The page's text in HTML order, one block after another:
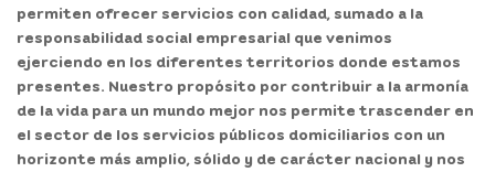
permiten ofrecer servicios con calidad, sumado a la
responsabilidad social empresarial que venimos
ejerciendo en los diferentes territorios donde estamos
presentes. Nuestro propósito por contribuir a la armonía
de la vida para un mundo mejor nos permite trascender en
el sector de los servicios públicos domiciliarios con un
horizonte más amplio, sólido y de carácter nacional y nos